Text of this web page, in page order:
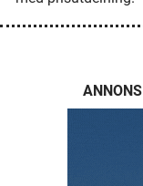
ANNONS